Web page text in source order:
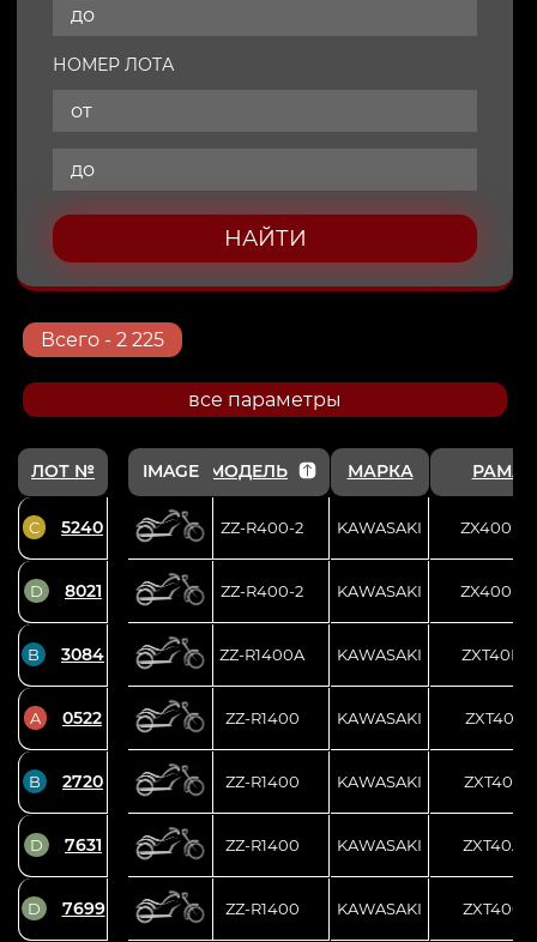
НОМЕР ЛОТА
НАЙТИ
Всего - 2 225
все параметры
ЛОТ № IMAGE МОДЕЛЬ МАРКА РАМА
C 5240 ZZ-R400-2 KAWASAKI ZX400N-
D 8021 ZZ-R400-2 KAWASAKI ZX400N-
B 3084 ZZ-R1400A KAWASAKI ZXT40B-
A 0522 ZZ-R1400 KAWASAKI ZXT40C-
B 2720 ZZ-R1400 KAWASAKI ZXT40A-
D 7631 ZZ-R1400 KAWASAKI ZXT40A-
D 7699 ZZ-R1400 KAWASAKI ZXT40C-